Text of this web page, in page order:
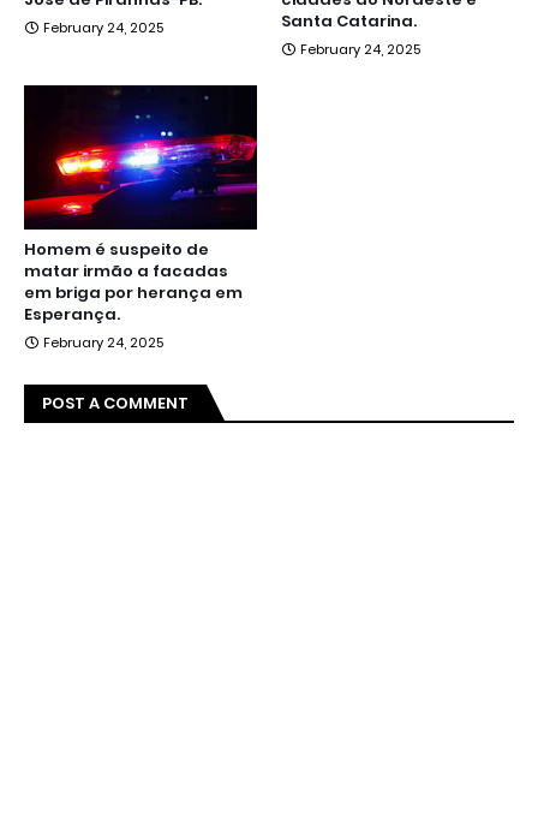
February 24, 2025
Santa Catarina.
February 24, 2025
Homem é suspeito de
matar irmão a facadas
em briga por herança em
Esperança.
February 24, 2025
POST A COMMENT